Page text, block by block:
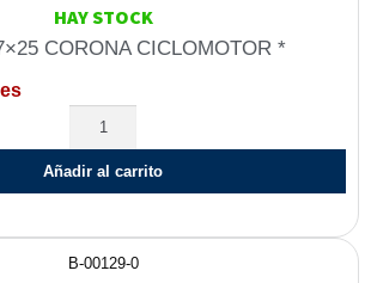
HAY STOCK
CORONA CICLOMOTOR *
Añadir al carrito
B-00129-0